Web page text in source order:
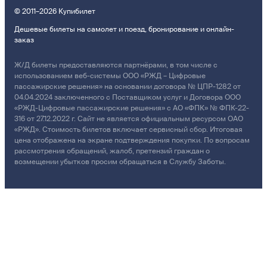
© 2011–2026 Купибилет
Дешевые билеты на самолет и поезд, бронирование и онлайн-
заказ
Ж/Д билеты предоставляются партнёрами, в том числе с
использованием веб-системы ООО «РЖД – Цифровые
пассажирские решения» на основании договора № ЦПР-1282 от
04.04.2024 заключенного с Поставщиком услуг и Договора ООО
«РЖД-Цифровые пассажирские решения» с АО «ФПК» № ФПК-22-
316 от 27.12.2022 г. Сайт не является официальным ресурсом ОАО
«РЖД». Стоимость билетов включает сервисный сбор. Итоговая
цена отображена на экране подтверждения покупки. По вопросам
рассмотрения обращений, жалоб, претензий граждан о
возмещении убытков просим обращаться в Службу Заботы.